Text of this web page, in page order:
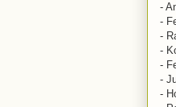
-
-
-
-
-
-
-